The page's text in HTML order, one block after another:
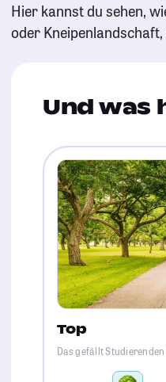
Hier kannst du sehen,
oder
Und was
Top
Das gefällt